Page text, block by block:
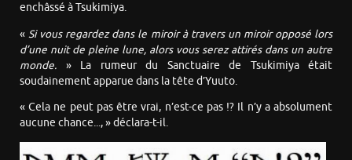
enchâssé à Tsukimiya.
«Si vous regardez dans le miroir à travers un miroir opposé lors
d’une nuit de pleine lune, alors vous serez attirés dans un autre
monde. » La rumeur du Sanctuaire de Tsukimiya était
soudainement apparue dans la tête d’Yuuto.
« Cela ne peut pas être vrai, n’est-ce pas !? Il n’y a absolument
aucune chance..., » déclara-t-il.